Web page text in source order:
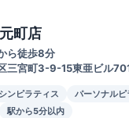
町店
ら徒歩8分
三宮町3-9-15東亜ビル
ンピラティス
パーソナルピ
駅から5分以内